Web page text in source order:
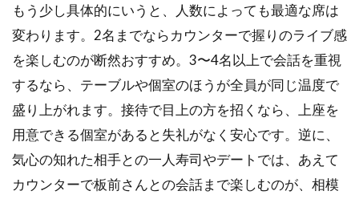
もう少し具体的にいうと、人数によっても最適な席は
変わります。2名までならカウンターで握りのライブ感
を楽しむのが断然おすすめ。3〜4名以上で会話を重視
するなら、テーブルや個室のほうが全員が同じ温度で
盛り上がれます。接待で目上の方を招くなら、上座を
用意できる個室があると失礼がなく安心です。逆に、
気心の知れた相手との一人寿司やデートでは、あえて
カウンターで板前さんとの会話まで楽しむのが、相模